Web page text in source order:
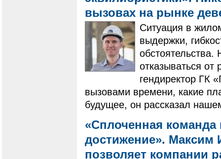
вызовах на рынке
Ситуация в
выдержки,
обстоятельства.
отказываться от
гендиректор ГК
вызовами времени, какие
будущее, он рассказал
«Сплоченная
достижение». Максим
позволяет компании